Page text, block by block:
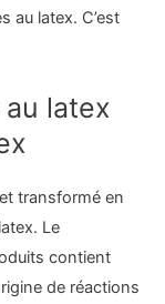
au latex. C’est
latex
transformé en
Le
contient
de réactions